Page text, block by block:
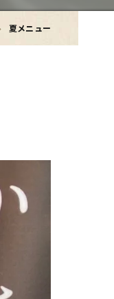
夏メニュー